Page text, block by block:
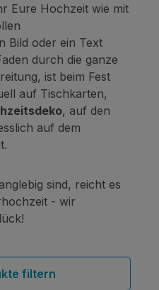
Eure Hochzeit wie mit
Bild oder ein Text
durch die ganze
ist beim Fest
auf Tischkarten,
, auf den
auf dem
sind, reicht es
- wir
filtern